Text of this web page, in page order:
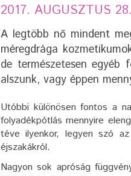
2017. AUGUSZTUS 28.
A legtöbb nő mindent
méregdrága
de természetesen
alszunk, vagy éppen
Utóbbi különösen fontos a
folyadékpótlás mennyire
téve ilyenkor, legyen szó
éjszakákról.
Nagyon sok apróság